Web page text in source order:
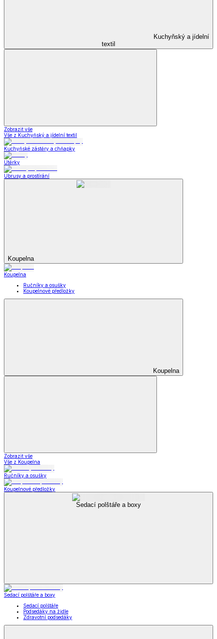
Kuchyňský a jídelní
textil
Zobrazit vše
Vše z Kuchyňský a jídelní textil
Kuchyňské zástěry a chňapky
Utěrky
Ubrusy a prostírání
Koupelna
Koupelna
Ručníky a osušky
Koupelnové předložky
Koupelna
Zobrazit vše
Vše z Koupelna
Ručníky a osušky
Koupelnové předložky
Sedací polštáře a boxy
Sedací polštáře a boxy
Sedací polštáře
Podsedáky na židle
Zdravotní podsedáky